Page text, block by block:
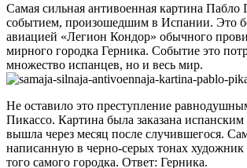
Самая сильная антивоенная картина Пабло
событием, произошедшим в Испании. Это
авиацией «Легион Кондор» обычного
мирного городка Герника. Событие это
множество испанцев, но и весь мир.
Не оставило это преступление
Пикассо. Картина была заказана испанским
вышла через месяц после случившегося.
написанную в черно-серых тонах художник
того самого городка. Ответ: Герника.